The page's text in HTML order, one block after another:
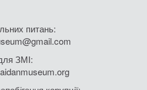
питань:
ЗМІ: